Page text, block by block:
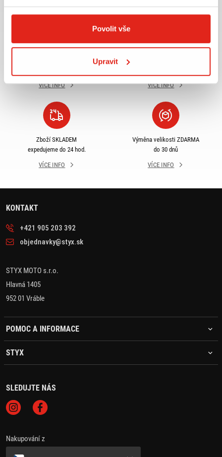
Povolit vše
Upravit
Největší výběr moto
VÍCE INFO
Doprava ZDARMA pro
VÍCE INFO
Zboží SKLADEM
expedujeme do 24 hod.
VÍCE INFO
Výměna velikosti ZDARMA
do 30 dnů
VÍCE INFO
KONTAKT
+421 905 203 392
objednavky@styx.sk
STYX MOTO s.r.o.
Hlavná 1405
952 01 Vráble
POMOC A INFORMACE
STYX
SLEDUJTE NÁS
Nakupování z